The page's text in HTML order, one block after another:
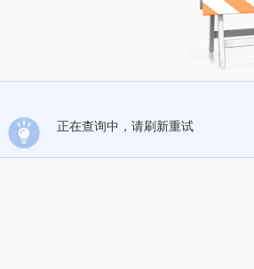
正在查询中，请刷新重试